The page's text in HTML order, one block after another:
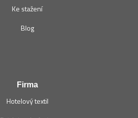
Ke stažení
Blog
Firma
Hotelový textil